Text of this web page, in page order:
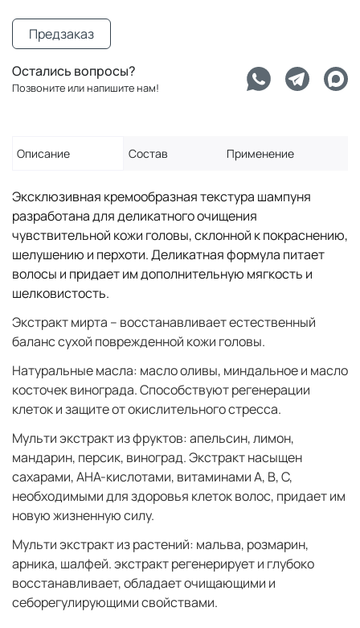
Предзаказ
Остались вопросы?
Позвоните или напишите нам!
Описание Состав Применение
Эксклюзивная кремообразная текстура шампуня
разработана для деликатного очищения
чувствительной кожи головы, склонной к покраснению,
шелушению и перхоти. Деликатная формула питает
волосы и придает им дополнительную мягкость и
шелковистость.
Экстракт мирта – восстанавливает естественный
баланс сухой поврежденной кожи головы.
Натуральные масла: масло оливы, миндальное и масло
косточек винограда. Способствуют регенерации
клеток и защите от окислительного стресса.
Мульти экстракт из фруктов: апельсин, лимон,
мандарин, персик, виноград. Экстракт насыщен
сахарами, AHA-кислотами, витаминами A, B, C,
необходимыми для здоровья клеток волос, придает им
новую жизненную силу.
Мульти экстракт из растений: мальва, розмарин,
арника, шалфей. экстракт регенерирует и глубоко
восстанавливает, обладает очищающими и
себорегулирующими свойствами.